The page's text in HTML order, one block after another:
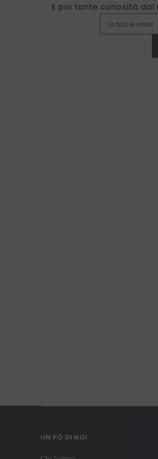
E poi tante curiosità
La tua e-mail
UN PÒ DI NOI